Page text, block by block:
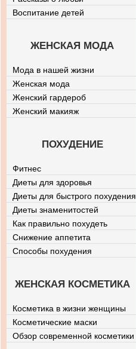
Воспитание детей
ЖЕНСКАЯ МОДА
Мода в нашей жизни
Женская мода
Женский гардероб
Женский макияж
ПОХУДЕНИЕ
Фитнес
Диеты для здоровья
Диеты для быстрого похудения
Диеты знаменитостей
Как правильно похудеть
Снижение аппетита
Способы похудения
ЖЕНСКАЯ КОСМЕТИКА
Косметика в жизни женщины
Косметические маски
Обзор современной косметики